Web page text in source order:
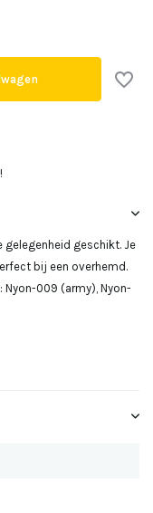
Uitverkocht
gelegenheid geschikt. Je
bij een overhemd.
009 (army), Nyon-